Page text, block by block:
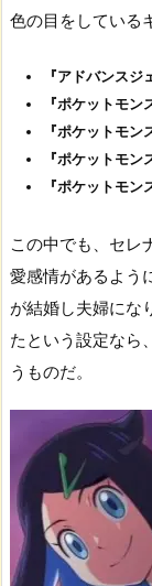
色の目をしている
『アドバンス
『ポケットモ
『ポケットモ
『ポケットモ
『ポケットモ
この中でも、セレ
愛感情があるよう
が結婚し夫婦にな
たという設定なら
うものだ。